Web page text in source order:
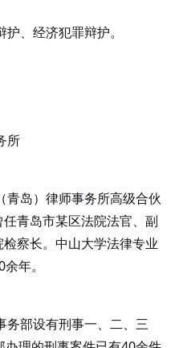
、经济犯罪辩护。
所
青岛）律师事务所高级合伙
青岛市某区法院法官、副
察长。中山大学法律专业
年。
务部设有刑事一、二、三